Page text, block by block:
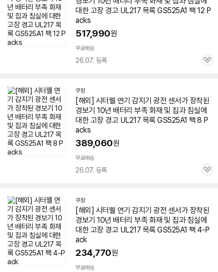
대한 고장 경고 UL217 목록 GS525A1 팩 12 P
acks
517,990원
무료배송
26.07. 등록
관
쿠팡
[해외] 시터웰 연기 감지기 광전 센서가 장착된
경보기 10년 배터리 부족 화재 및 집과 침실에
대한 고장 경고 UL217 목록 GS525A1 팩 8 P
acks
389,060원
무료배송
26.07. 등록
관
쿠팡
[해외] 시터웰 연기 감지기 광전 센서가 장착된
경보기 10년 배터리 부족 화재 및 집과 침실에
대한 고장 경고 UL217 목록 GS525A1 팩 4-P
ack
234,770원
무료배송